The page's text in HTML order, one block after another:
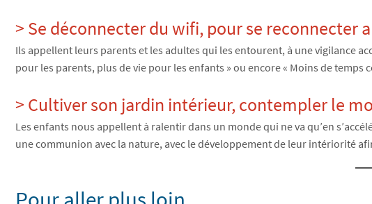
> Se déconnecter du wifi, pour se reconnecter
Ils appellent leurs parents et les adultes qui les entourent, à une vigilance
pour les parents, plus de vie pour les enfants » ou encore « Moins de temps
> Cultiver son jardin intérieur, contempler le
Les enfants nous appellent à ralentir dans un monde qui ne va qu’en
une communion avec la nature, avec le développement de leur intériorité
Pour aller plus loin